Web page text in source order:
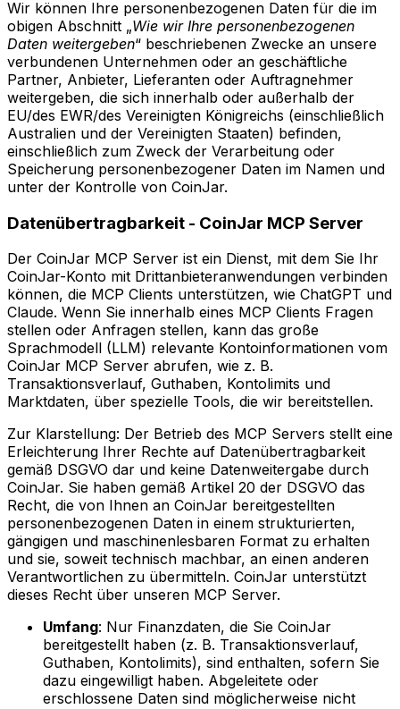
Wir können Ihre personenbezogenen Daten für die im
obigen Abschnitt „Wie wir Ihre personenbezogenen
Daten weitergeben“ beschriebenen Zwecke an unsere
verbundenen Unternehmen oder an geschäftliche
Partner, Anbieter, Lieferanten oder Auftragnehmer
weitergeben, die sich innerhalb oder außerhalb der
EU/des EWR/des Vereinigten Königreichs (einschließlich
Australien und der Vereinigten Staaten) befinden,
einschließlich zum Zweck der Verarbeitung oder
Speicherung personenbezogener Daten im Namen und
unter der Kontrolle von CoinJar.
Datenübertragbarkeit - CoinJar MCP Server
Der CoinJar MCP Server ist ein Dienst, mit dem Sie Ihr
CoinJar-Konto mit Drittanbieteranwendungen verbinden
können, die MCP Clients unterstützen, wie ChatGPT und
Claude. Wenn Sie innerhalb eines MCP Clients Fragen
stellen oder Anfragen stellen, kann das große
Sprachmodell (LLM) relevante Kontoinformationen vom
CoinJar MCP Server abrufen, wie z. B.
Transaktionsverlauf, Guthaben, Kontolimits und
Marktdaten, über spezielle Tools, die wir bereitstellen.
Zur Klarstellung: Der Betrieb des MCP Servers stellt eine
Erleichterung Ihrer Rechte auf Datenübertragbarkeit
gemäß DSGVO dar und keine Datenweitergabe durch
CoinJar. Sie haben gemäß Artikel 20 der DSGVO das
Recht, die von Ihnen an CoinJar bereitgestellten
personenbezogenen Daten in einem strukturierten,
gängigen und maschinenlesbaren Format zu erhalten
und sie, soweit technisch machbar, an einen anderen
Verantwortlichen zu übermitteln. CoinJar unterstützt
dieses Recht über unseren MCP Server.
Umfang: Nur Finanzdaten, die Sie CoinJar
bereitgestellt haben (z. B. Transaktionsverlauf,
Guthaben, Kontolimits), sind enthalten, sofern Sie
dazu eingewilligt haben. Abgeleitete oder
erschlossene Daten sind möglicherweise nicht